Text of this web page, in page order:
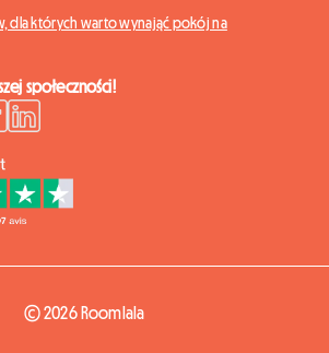
dla których warto wynająć pokój na
społeczności!
© 2026 Roomlala